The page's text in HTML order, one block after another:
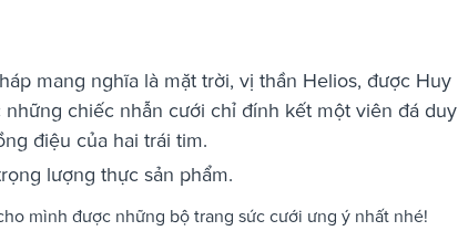
mang nghĩa là mặt trời, vị thần Helios, được Huy
chiếc nhẫn cưới chỉ đính kết một viên đá duy
điệu của hai trái tim.
lượng thực sản phẩm.
mình được những bộ trang sức cưới ưng ý nhất nhé!